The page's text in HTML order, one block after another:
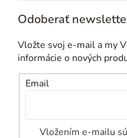
Odoberať
Vložte svoj e-mail a my
informácie o nových
Email
Vložením e-mailu